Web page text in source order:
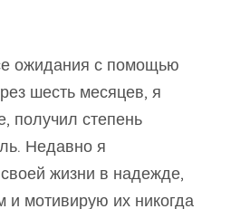
ожидания с помощью
шесть месяцев, я
получил степень
Недавно я
жизни в надежде,
и мотивирую их никогда